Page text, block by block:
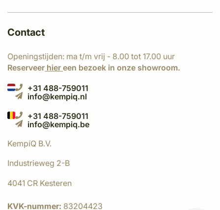
Contact
Openingstijden: ma t/m vrij - 8.00 tot 17.00 uur
Reserveer hier een bezoek in onze showroom.
+31 488-759011
info@kempiq.nl
+31 488-759011
info@kempiq.be
KempíQ B.V.
Industrieweg 2-B
4041 CR Kesteren
KVK-nummer: 83204423